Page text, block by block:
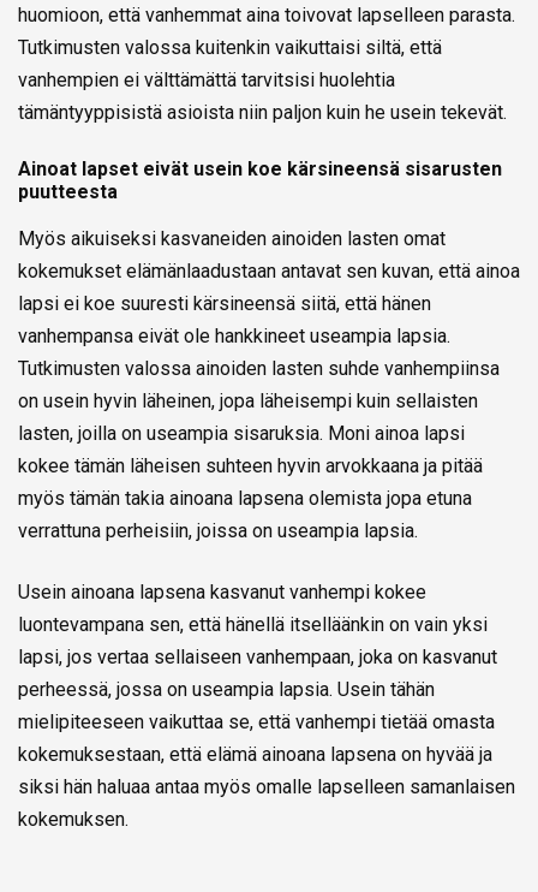
huomioon, että vanhemmat aina toivovat lapselleen parasta.
Tutkimusten valossa kuitenkin vaikuttaisi siltä, että
vanhempien ei välttämättä tarvitsisi huolehtia
tämäntyyppisistä asioista niin paljon kuin he usein tekevät.
Ainoat lapset eivät usein koe kärsineensä sisarusten
puutteesta
Myös aikuiseksi kasvaneiden ainoiden lasten omat
kokemukset elämänlaadustaan antavat sen kuvan, että ainoa
lapsi ei koe suuresti kärsineensä siitä, että hänen
vanhempansa eivät ole hankkineet useampia lapsia.
Tutkimusten valossa ainoiden lasten suhde vanhempiinsa
on usein hyvin läheinen, jopa läheisempi kuin sellaisten
lasten, joilla on useampia sisaruksia. Moni ainoa lapsi
kokee tämän läheisen suhteen hyvin arvokkaana ja pitää
myös tämän takia ainoana lapsena olemista jopa etuna
verrattuna perheisiin, joissa on useampia lapsia.
Usein ainoana lapsena kasvanut vanhempi kokee
luontevampana sen, että hänellä itselläänkin on vain yksi
lapsi, jos vertaa sellaiseen vanhempaan, joka on kasvanut
perheessä, jossa on useampia lapsia. Usein tähän
mielipiteeseen vaikuttaa se, että vanhempi tietää omasta
kokemuksestaan, että elämä ainoana lapsena on hyvää ja
siksi hän haluaa antaa myös omalle lapselleen samanlaisen
kokemuksen.